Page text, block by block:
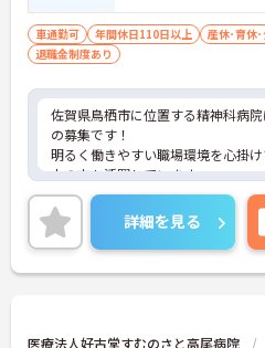
車通勤可 年間休日110日以上 産休･育休
退職金制度あり
佐賀県鳥栖市に位置する精神科病
の募集です！
明るく働きやすい職場環境を心掛
中の方も活躍しています。
ご興味ある方には、面接対策ポイ
詳細をお話しいたしますのでお気軽
い！
詳細を見る
医療法人好古堂すむのさと高尾病院